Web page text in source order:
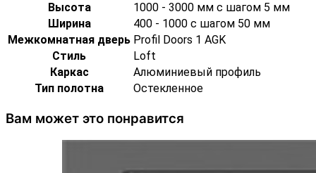
Высота
1000 - 3000 мм с шагом 5 мм
Ширина
400 - 1000 с шагом 50 мм
Межкомнатная дверь Profil Doors 1 AGK
Стиль
Loft
Каркас
Алюминиевый профиль
Тип полотна
Остекленное
Вам может это понравится